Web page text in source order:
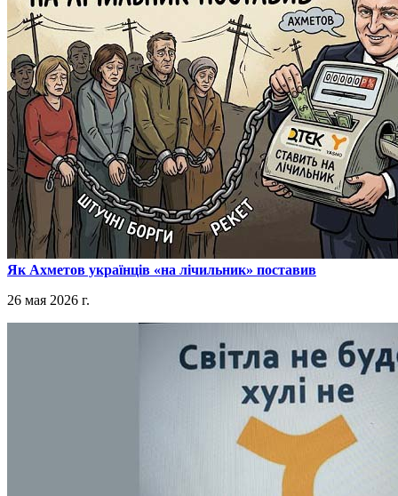
​Як Ахметов українців «на лічильник» поставив
26 мая 2026 г.